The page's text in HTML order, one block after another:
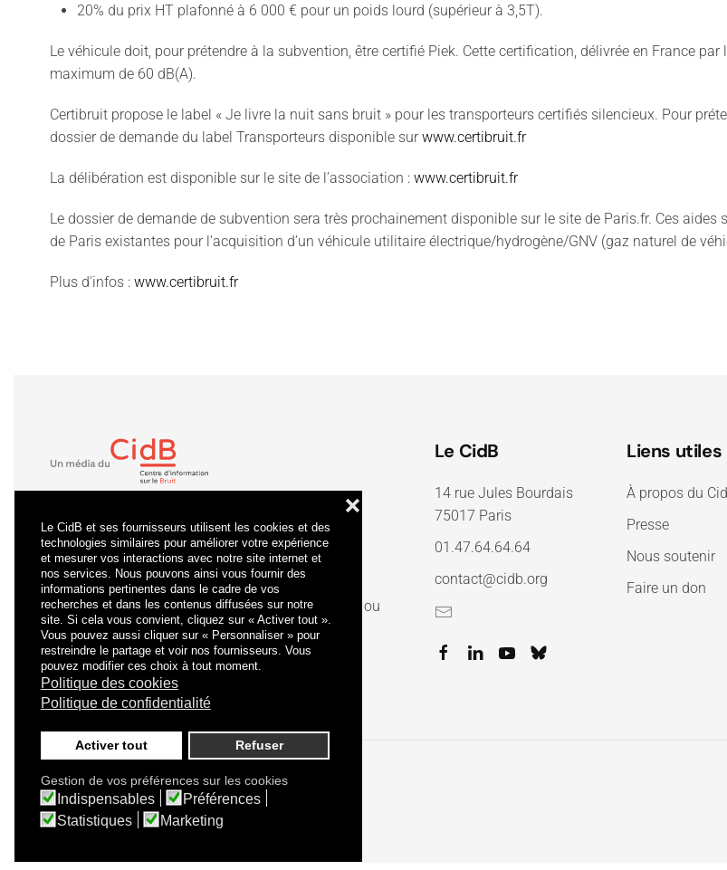
Le CidB et ses fournisseurs utilisent les cookies et des
technologies similaires pour améliorer votre expérience
et mesurer vos interactions avec notre site internet et
nos services. Nous pouvons ainsi vous fournir des
informations pertinentes dans le cadre de vos
recherches et dans les contenus diffusées sur notre
site. Si cela vous convient, cliquez sur « Activer tout ».
Vous pouvez aussi cliquer sur « Personnaliser » pour
restreindre le partage et voir nos fournisseurs. Vous
pouvez modifier ces choix à tout moment.
Politique des cookies
Politique de confidentialité
Activer tout Refuser
❌
Gestion de vos préférences sur les cookies
Indispensables
Préférences
Statistiques
Marketing
20% du prix HT plafonné à 6 000 € pour un poids lourd (supérieur à 3,5T).
Le véhicule doit, pour prétendre à la subvention, être certifié Piek. Cette certification, délivrée en France
maximum de 60 dB(A).
Certibruit propose le label « Je livre la nuit sans bruit » pour les transporteurs certifiés silencieux. Pour
dossier de demande du label Transporteurs disponible sur www.certibruit.fr
La délibération est disponible sur le site de l’association : www.certibruit.fr
Le dossier de demande de subvention sera très prochainement disponible sur le site de Paris.fr. Ces
de Paris existantes pour l’acquisition d’un véhicule utilitaire électrique/hydrogène/GNV (gaz naturel de
Plus d'infos : www.certibruit.fr
Lacertification qualité a été délivrée au titre de la ou
des catégories d'actions suivantes : actions de
formation.
Le CidB
14 rue Jules Bourdais
75017 Paris
01.47.64.64.64
contact@cidb.org
Liens utiles
À propos du
Presse
Nous soutenir
Faire un don
Politique de confidentialité Mentions légales